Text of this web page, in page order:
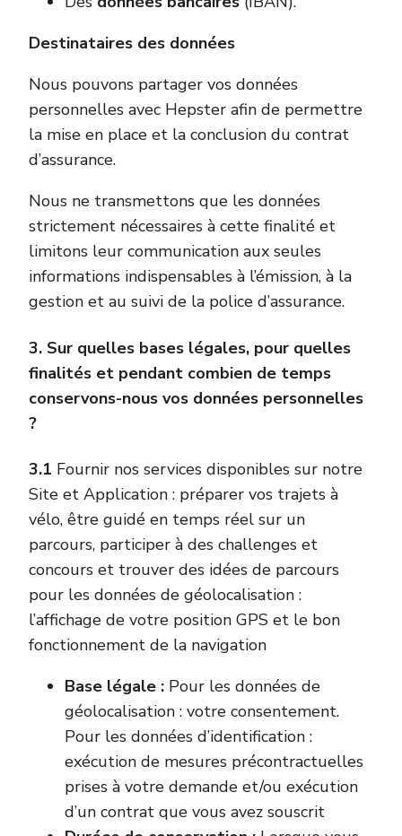
Destinataires des données
Nous pouvons partager vos données
personnelles avec Hepster afin de permettre
la mise en place et la conclusion du contrat
d’assurance.
Nous ne transmettons que les données
strictement nécessaires à cette finalité et
limitons leur communication aux seules
informations indispensables à l’émission, à la
gestion et au suivi de la police d’assurance.
3. Sur quelles bases légales, pour quelles
finalités et pendant combien de temps
conservons-nous vos données personnelles
?
3.1 Fournir nos services disponibles sur notre
Site et Application : préparer vos trajets à
vélo, être guidé en temps réel sur un
parcours, participer à des challenges et
concours et trouver des idées de parcours
pour les données de géolocalisation :
l’affichage de votre position GPS et le bon
fonctionnement de la navigation
Base légale : Pour les données de
géolocalisation : votre consentement.
Pour les données d’identification :
exécution de mesures précontractuelles
prises à votre demande et/ou exécution
d’un contrat que vous avez souscrit